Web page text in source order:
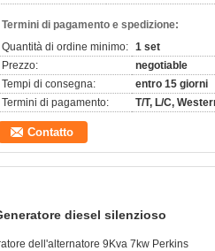
Termini di pagamento e spedizione:
Quantità di ordine minimo: 1 set
Prezzo:
negotiable
Tempi di consegna:
entro 15 giorni
Termini di pagamento:
T/T, L/C,
Contatto
diesel silenzioso
dell'alternatore 9Kva 7kw Perkins